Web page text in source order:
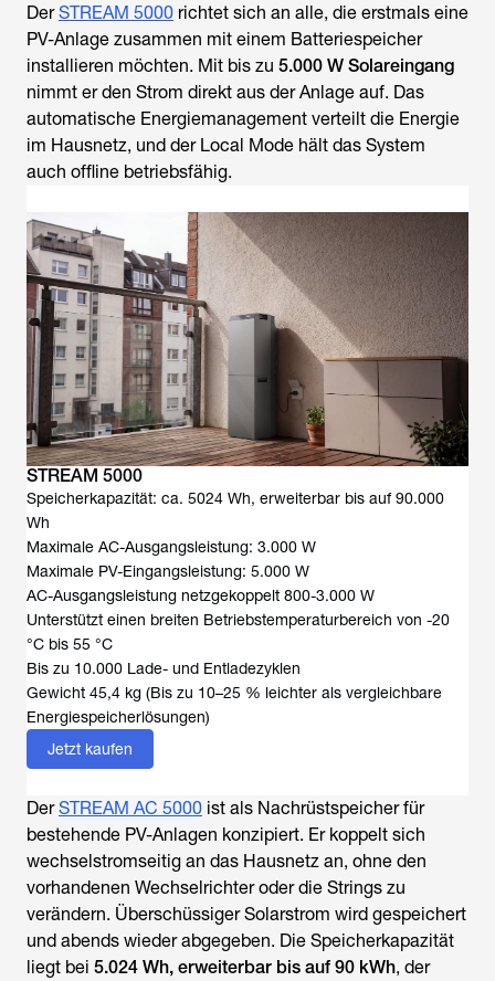
DerSTREAM 5000 richtet sich an alle, die erstmals eine
PV-Anlage zusammen mit einem Batteriespeicher
installieren möchten. Mit bis zu 5.000 W Solareingang
nimmt er den Strom direkt aus der Anlage auf. Das
automatische Energiemanagement verteilt die Energie
im Hausnetz, und der Local Mode hält das System
auch offline betriebsfähig.
STREAM 5000
Speicherkapazität: ca. 5024 Wh, erweiterbar bis auf 90.000
Wh
Maximale AC-Ausgangsleistung: 3.000 W
Maximale PV-Eingangsleistung: 5.000 W
AC-Ausgangsleistung netzgekoppelt 800-3.000 W
Unterstützt einen breiten Betriebstemperaturbereich von -20
°C bis 55 °C
Bis zu 10.000 Lade- und Entladezyklen
Gewicht 45,4 kg (Bis zu 10–25 % leichter als vergleichbare
Energiespeicherlösungen)
Jetzt kaufen
DerSTREAM AC 5000 ist als Nachrüstspeicher für
bestehende PV-Anlagen konzipiert. Er koppelt sich
wechselstromseitig an das Hausnetz an, ohne den
vorhandenen Wechselrichter oder die Strings zu
verändern. Überschüssiger Solarstrom wird gespeichert
und abends wieder abgegeben. Die Speicherkapazität
liegt bei 5.024 Wh, erweiterbar bis auf 90 kWh, der